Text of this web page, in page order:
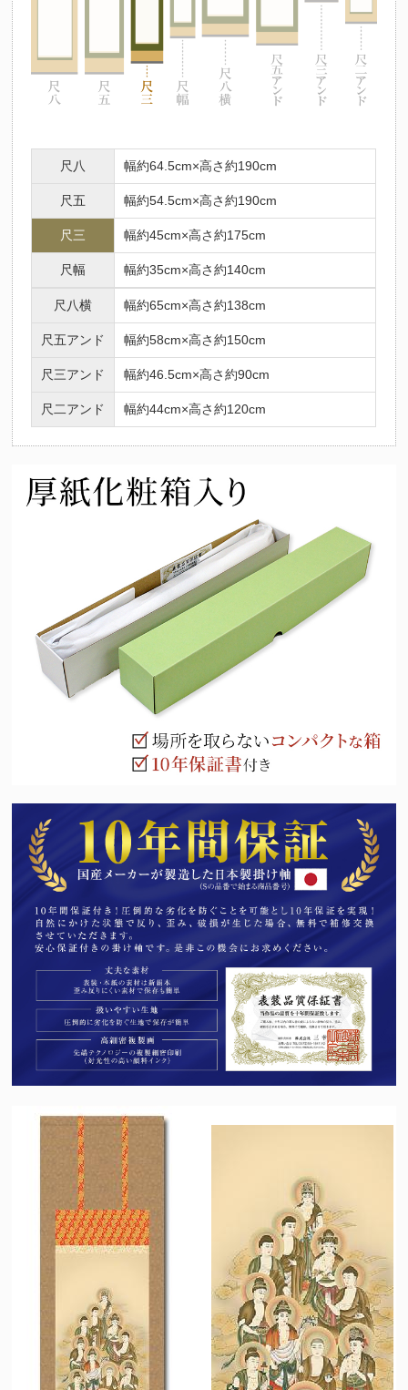
尺八 幅約64.5cm×高さ約190cm
尺五 幅約54.5cm×高さ約190cm
尺三 幅約45cm×高さ約175cm
尺幅 幅約35cm×高さ約140cm
尺八横 幅約65cm×高さ約138cm
尺五アンド 幅約58cm×高さ約150cm
尺三アンド 幅約46.5cm×高さ約90cm
尺二アンド 幅約44cm×高さ約120cm